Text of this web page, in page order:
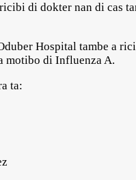
di dokter nan di cas
Hospital tambe a
motibo di Influenza A.
ta: